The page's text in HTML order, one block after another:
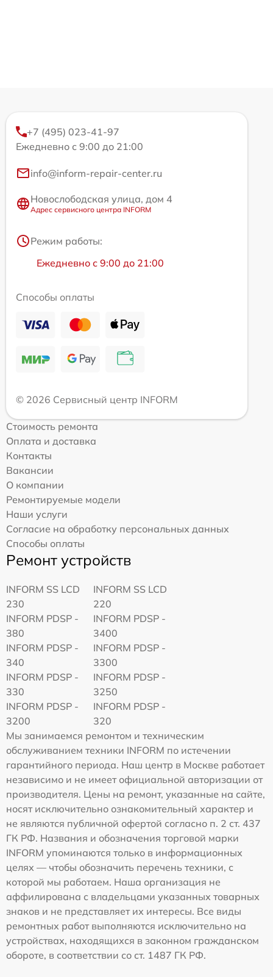
+7 (495) 023-41-97
Ежедневно с 9:00 до 21:00
info@inform-repair-center.ru
Новослободская улица, дом 4
Адрес сервисного центра INFORM
Режим работы:
Ежедневно с 9:00 до 21:00
Способы оплаты
© 2026 Сервисный центр INFORM
Стоимость ремонта
Оплата и доставка
Контакты
Вакансии
О компании
Ремонтируемые модели
Наши услуги
Согласие на обработку персональных данных
Способы оплаты
Ремонт устройств
INFORM SS LCD
230
INFORM SS LCD
220
INFORM PDSP -
380
INFORM PDSP -
3400
INFORM PDSP -
340
INFORM PDSP -
3300
INFORM PDSP -
330
INFORM PDSP -
3250
INFORM PDSP -
3200
INFORM PDSP -
320
Мы занимаемся ремонтом и техническим
обслуживанием техники INFORM по истечении
гарантийного периода. Наш центр в Москве работает
независимо и не имеет официальной авторизации от
производителя. Цены на ремонт, указанные на сайте,
носят исключительно ознакомительный характер и
не являются публичной офертой согласно п. 2 ст. 437
ГК РФ. Названия и обозначения торговой марки
INFORM упоминаются только в информационных
целях — чтобы обозначить перечень техники, с
которой мы работаем. Наша организация не
аффилирована с владельцами указанных товарных
знаков и не представляет их интересы. Все виды
ремонтных работ выполняются исключительно на
устройствах, находящихся в законном гражданском
обороте, в соответствии со ст. 1487 ГК РФ.